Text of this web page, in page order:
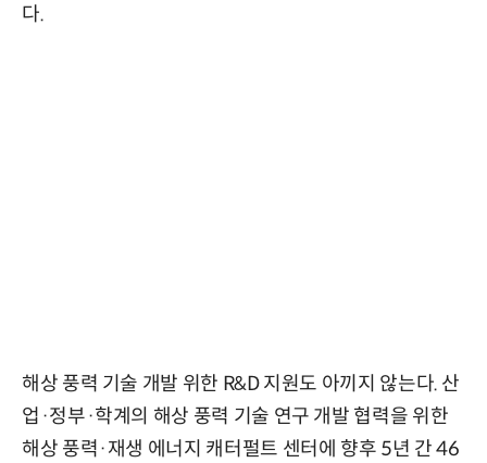
다.
해상 풍력 기술 개발 위한 R&D 지원도 아끼지 않는다. 산
업·정부·학계의 해상 풍력 기술 연구 개발 협력을 위한
해상 풍력·재생 에너지 캐터펄트 센터에 향후 5년 간 46